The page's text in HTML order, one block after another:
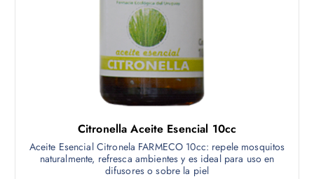
Citronella Aceite Esencial 10cc
Aceite Esencial Citronela FARMECO 10cc: repele mosquitos
naturalmente, refresca ambientes y es ideal para uso en
difusores o sobre la piel